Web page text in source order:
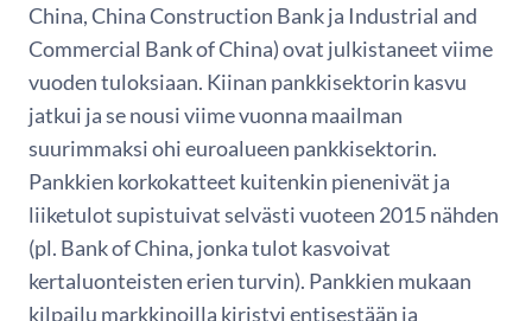
China, China Construction Bank ja Industrial and
Commercial Bank of China) ovat julkistaneet viime
vuoden tuloksiaan. Kiinan pankkisektorin kasvu
jatkui ja se nousi viime vuonna maailman
suurimmaksi ohi euroalueen pankkisektorin.
Pankkien korkokatteet kuitenkin pienenivät ja
liiketulot supistuivat selvästi vuoteen 2015 nähden
(pl. Bank of China, jonka tulot kasvoivat
kertaluonteisten erien turvin). Pankkien mukaan
kilpailu markkinoilla kiristyi entisestään ja